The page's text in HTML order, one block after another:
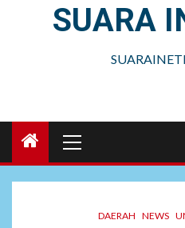
SUARA
Menu
DAERAH NEWS